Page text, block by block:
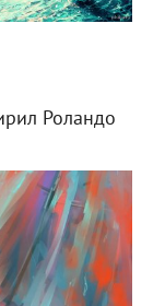
Роландо